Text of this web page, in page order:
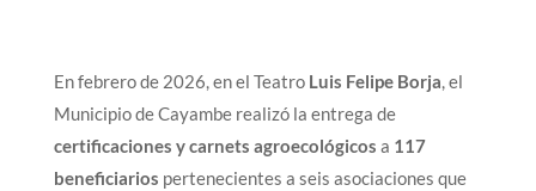
En febrero de 2026, en el Teatro Luis Felipe Borja, el
Municipio de Cayambe realizó la entrega de
certificaciones y carnets agroecológicos a 117
beneficiarios pertenecientes a seis asociaciones que